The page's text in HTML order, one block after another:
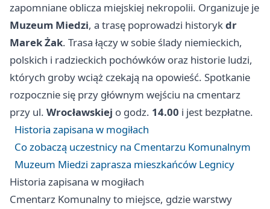
zapomniane oblicza miejskiej nekropolii. Organizuje je
Muzeum Miedzi, a trasę poprowadzi historykdr
Marek Żak. Trasa łączy w sobie ślady niemieckich,
polskich i radzieckich pochówków oraz historie ludzi,
których groby wciąż czekają na opowieść. Spotkanie
rozpocznie się przy głównym wejściu na cmentarz
przy ul. Wrocławskiej o godz. 14.00 i jest bezpłatne.
Historia zapisana w mogiłach
Co zobaczą uczestnicy na Cmentarzu Komunalnym
Muzeum Miedzi zaprasza mieszkańców Legnicy
Historia zapisana w mogiłach
Cmentarz Komunalny to miejsce, gdzie warstwy